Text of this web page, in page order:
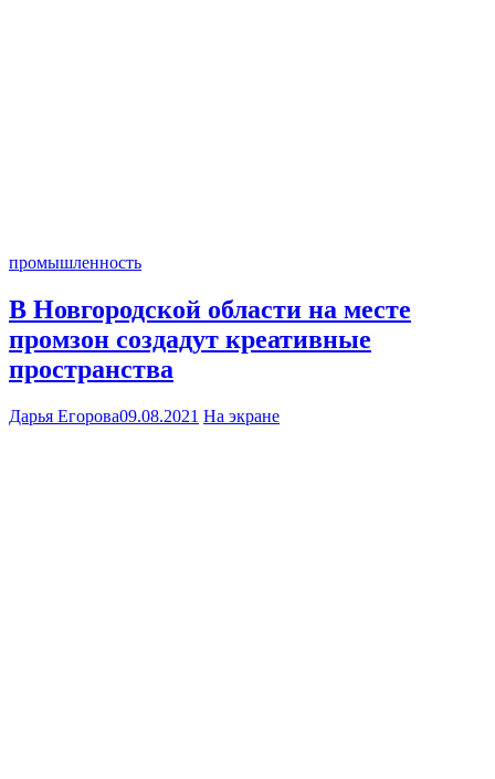
промышленность
В Новгородской области на месте
промзон создадут креативные
пространства
Дарья Егорова09.08.2021 На экране